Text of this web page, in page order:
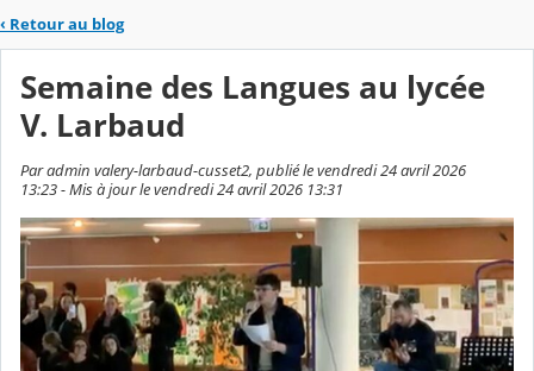
‹ Retour au blog
Semaine des Langues au lycée
V. Larbaud
Par admin valery-larbaud-cusset2, publié le vendredi 24 avril 2026
13:23 - Mis à jour le vendredi 24 avril 2026 13:31